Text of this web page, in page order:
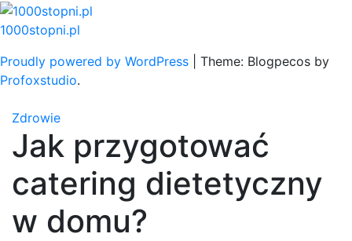
Skip
to
1000stopni.pl
Proudly powered by WordPress
Theme: Blogpecos by
Profoxstudio.
Zdrowie
Jak przygotować
catering dietetyczny
w domu?